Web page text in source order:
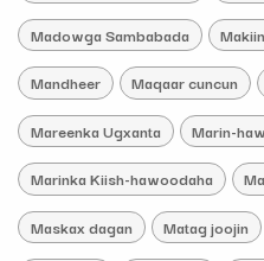
Madowga Sambabada
Mandheer Maqaar cuncun
Mareenka Ugxanta Marin-
Marinka Kiish-hawoodaha
Maskax dagan Matag joojin